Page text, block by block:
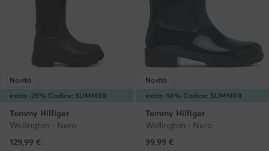
extra -25% Codice: SUMMER
Novità
Tommy Hilfiger
Wellington · Nero
129,99 €
extra -10% Codice: SUMMER
Novità
Tommy Hilfiger
Wellington · Nero
99,99 €